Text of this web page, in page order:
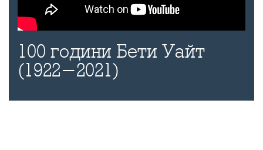
100 години Бети Уайт
(1922-2021)